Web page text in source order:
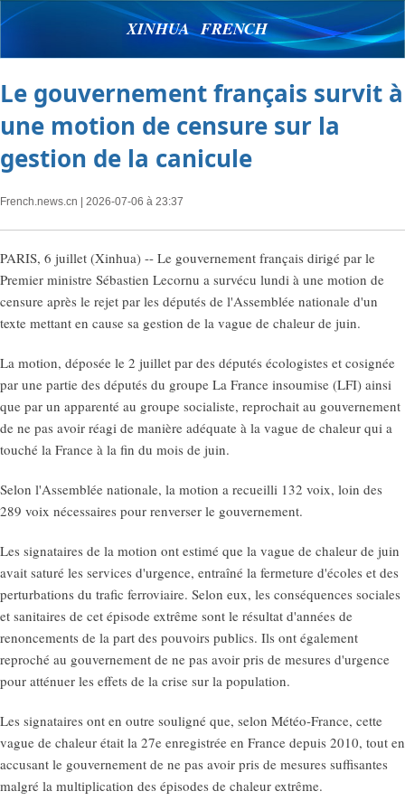
XINHUA FRENCH
Le gouvernement français survit à
une motion de censure sur la
gestion de la canicule
French.news.cn | 2026-07-06 à 23:37
PARIS, 6 juillet (Xinhua) -- Le gouvernement français dirigé par le
Premier ministre Sébastien Lecornu a survécu lundi à une motion de
censure après le rejet par les députés de l'Assemblée nationale d'un
texte mettant en cause sa gestion de la vague de chaleur de juin.
La motion, déposée le 2 juillet par des députés écologistes et cosignée
par une partie des députés du groupe La France insoumise (LFI) ainsi
que par un apparenté au groupe socialiste, reprochait au gouvernement
de ne pas avoir réagi de manière adéquate à la vague de chaleur qui a
touché la France à la fin du mois de juin.
Selon l'Assemblée nationale, la motion a recueilli 132 voix, loin des
289 voix nécessaires pour renverser le gouvernement.
Les signataires de la motion ont estimé que la vague de chaleur de juin
avait saturé les services d'urgence, entraîné la fermeture d'écoles et des
perturbations du trafic ferroviaire. Selon eux, les conséquences sociales
et sanitaires de cet épisode extrême sont le résultat d'années de
renoncements de la part des pouvoirs publics. Ils ont également
reproché au gouvernement de ne pas avoir pris de mesures d'urgence
pour atténuer les effets de la crise sur la population.
Les signataires ont en outre souligné que, selon Météo-France, cette
vague de chaleur était la 27e enregistrée en France depuis 2010, tout en
accusant le gouvernement de ne pas avoir pris de mesures suffisantes
malgré la multiplication des épisodes de chaleur extrême.